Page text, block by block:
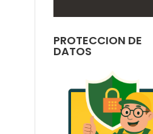
PROTECCION DE
DATOS